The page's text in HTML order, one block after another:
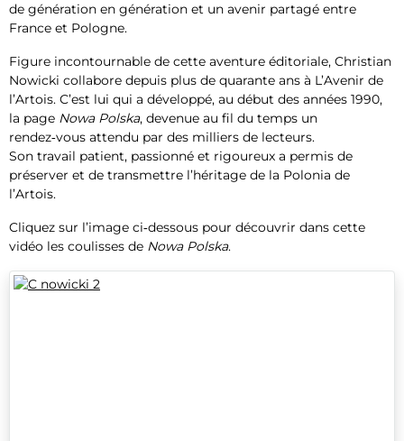
de génération en génération et un avenir partagé entre
France et Pologne.
Figure incontournable de cette aventure éditoriale, Christian
Nowicki collabore depuis plus de quarante ans à L’Avenir de
l’Artois. C’est lui qui a développé, au début des années 1990,
la page Nowa Polska, devenue au fil du temps un
rendez‑vous attendu par des milliers de lecteurs.
Son travail patient, passionné et rigoureux a permis de
préserver et de transmettre l’héritage de la Polonia de
l’Artois.
Cliquez sur l’image ci‑dessous pour découvrir dans cette
vidéo les coulisses de Nowa Polska.